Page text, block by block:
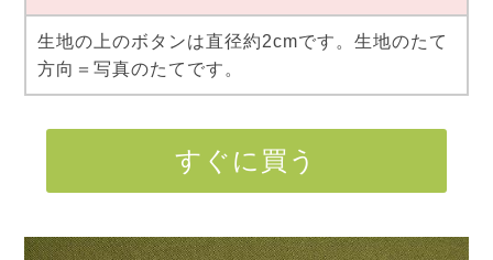
生地の上のボタンは直径約2cmです。生地のたて
方向＝写真のたてです。
すぐに買う